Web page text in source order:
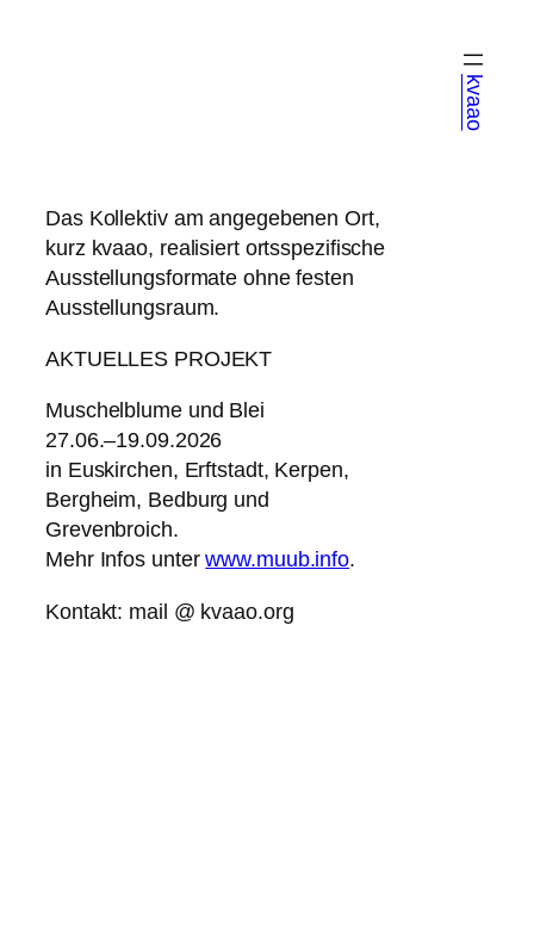
Das Kollektiv am angegebenen Ort,
kurz kvaao, realisiert ortsspezifische
Ausstellungsformate ohne festen
Ausstellungsraum.
AKTUELLES PROJEKT
Muschelblume und Blei
27.06.–19.09.2026
in Euskirchen, Erftstadt, Kerpen,
Bergheim, Bedburg und
Grevenbroich.
Mehr Infos unterwww.muub.info.
Kontakt: mail @ kvaao.org
kvaao